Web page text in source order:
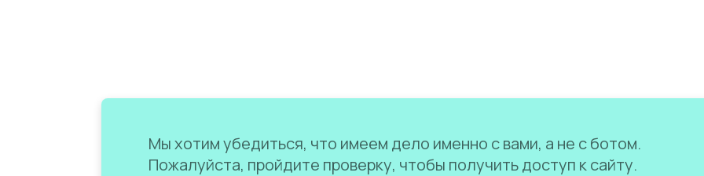
Мы хотим убедиться, что имеем дело именно с вами, а не с ботом.
Пожалуйста, пройдите проверку, чтобы получить доступ к сайту.